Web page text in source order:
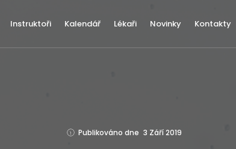
Instruktoři Kalendář Lékaři Novinky Kontakty
Publikováno dne 3 Září 2019